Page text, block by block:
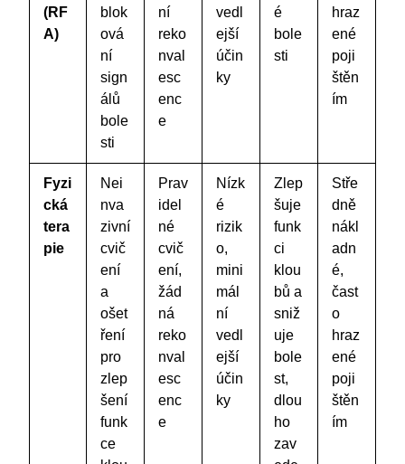
(RF
A)
blok
ová
ní
sign
álů
bole
sti
ní
reko
nval
esc
enc
e
vedl
ejší
účin
ky
é
bole
sti
hraz
ené
poji
štěn
ím
Fyzi
cká
tera
pie
Nei
nva
zivní
cvič
ení
a
ošet
ření
pro
zlep
šení
funk
ce
Prav
idel
né
cvič
ení,
žád
ná
reko
nval
esc
enc
e
Nízk
é
rizik
o,
mini
mál
ní
vedl
ejší
účin
ky
Zlep
šuje
funk
ci
klou
bů a
sniž
uje
bole
st,
dlou
ho
zav
Stře
dně
nákl
adn
é,
čast
o
hraz
ené
poji
štěn
ím